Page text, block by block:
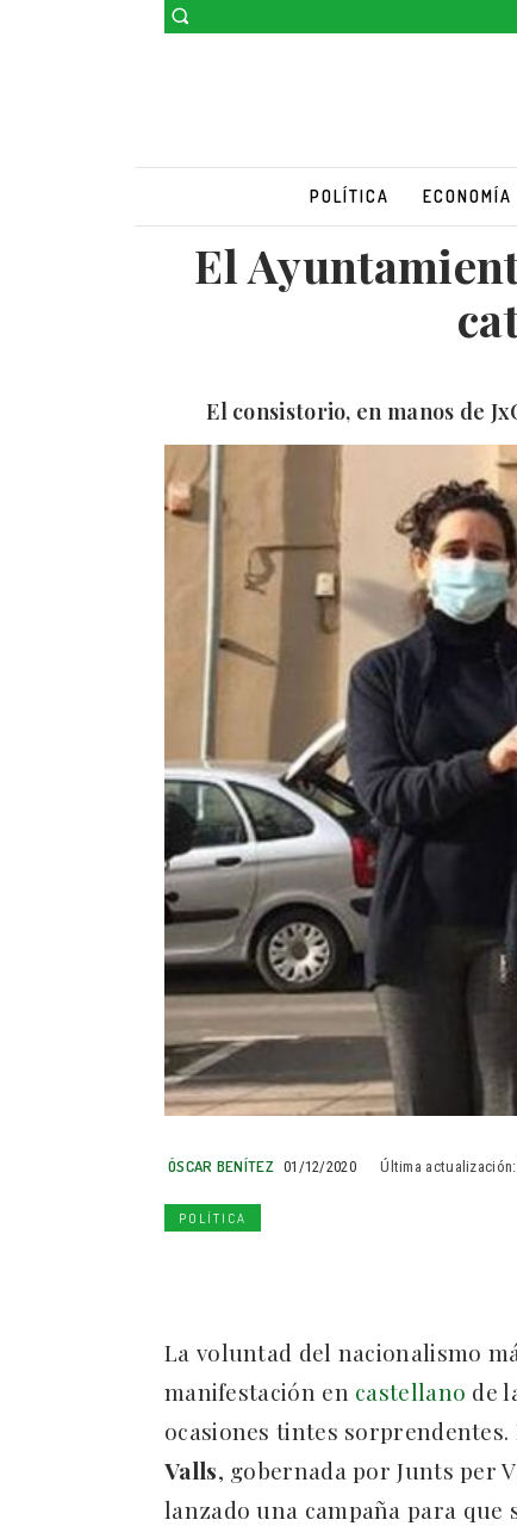
POLÍTICA ECONOMÍA
El
El consistorio, en manos de
ÓSCAR BENÍTEZ 01/12/2020 Última actualización:
POLÍTICA
La voluntad del nacionalismo
manifestación en castellano de
ocasiones tintes
Valls, gobernada por Junts per
lanzado una campaña para que